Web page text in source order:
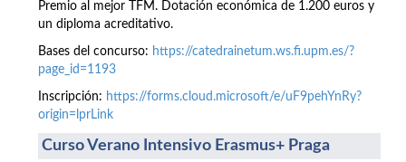
Premio al mejor TFM. Dotación económica de 1.200 euros y
un diploma acreditativo.
Bases del concurso: https://catedrainetum.ws.fi.upm.es/?
page_id=1193
Inscripción: https://forms.cloud.microsoft/e/uF9pehYnRy?
origin=lprLink
Curso Verano Intensivo Erasmus+ Praga